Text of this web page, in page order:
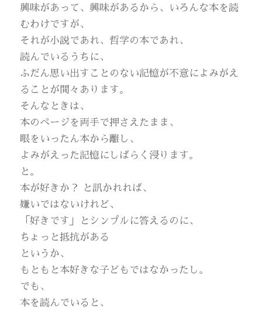
興味があって、興味があるから、いろんな本を読
むわけですが、
それが小説であれ、哲学の本であれ、
読んでいるうちに、
ふだん思い出すことのない記憶が不意によみがえ
ることが間々あります。
そんなときは、
本のページを両手で押さえたまま、
眼をいったん本から離し、
よみがえった記憶にしばらく浸ります。
と。
本が好きか？ と訊かれれば、
嫌いではないけれど、
「好きです」とシンプルに答えるのに、
ちょっと抵抗がある
というか、
もともと本好きな子どもではなかったし。
でも、
本を読んでいると、